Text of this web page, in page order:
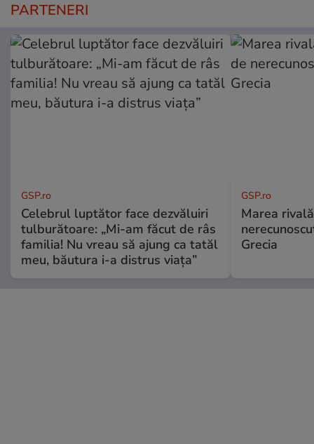
PARTENERI
GSP.ro
Celebrul luptător face dezvăluiri
tulburătoare: „Mi-am făcut de râs
familia! Nu vreau să ajung ca tatăl
meu, băutura i-a distrus viața”
GSP.ro
Marea
Grecia